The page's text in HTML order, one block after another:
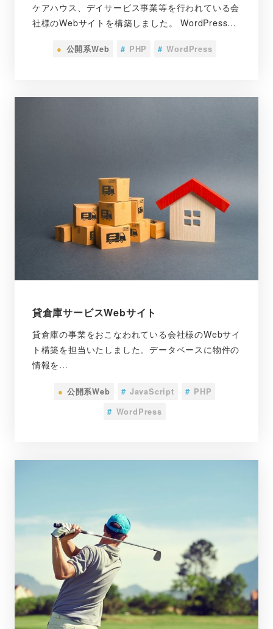
ケアハウス、デイサービス事業等を行われている会
社様のWebサイトを構築しました。 WordPress…
● 公開系Web # PHP # WordPress
貸倉庫サービスWebサイト
貸倉庫の事業をおこなわれている会社様のWebサイ
ト構築を担当いたしました。データベースに物件の
情報を…
● 公開系Web # JavaScript # PHP
# WordPress